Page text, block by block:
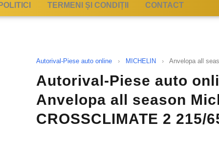
POLITICI TERMENI ȘI CONDIȚII CONTACT
Autorival-Piese auto online › MICHELIN › Anvelopa all
Autorival-Piese auto
Anvelopa all season
CROSSCLIMATE 2 215/